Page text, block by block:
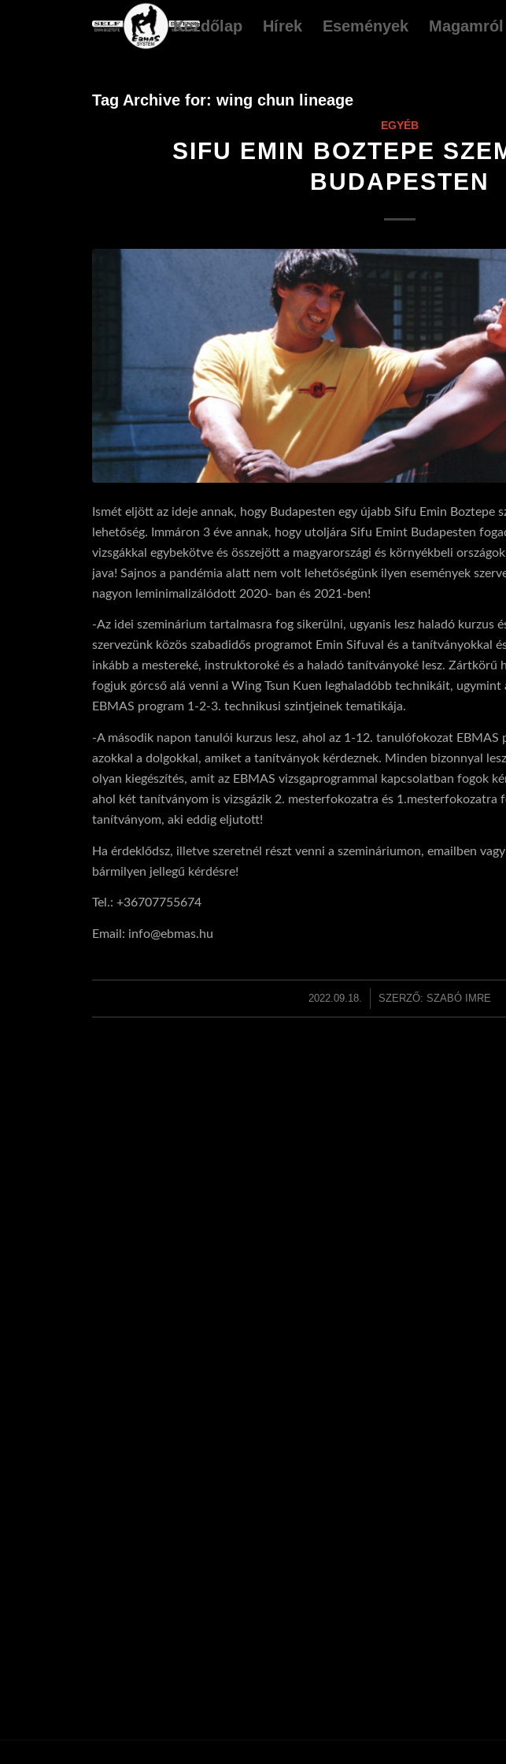
Kezdőlap Hírek Események Magamról
Tag Archive for:wing chun lineage
EGYÉB
SIFU EMIN BOZTEPE
BUDAPESTEN
Ismét eljött az ideje annak, hogy Budapesten egy újabb Sifu Emin Boztepe
lehetőség. Immáron 3 éve annak, hogy utoljára Sifu Emint Budapesten
vizsgákkal egybekötve és összejött a magyarországi és környékbeli
java! Sajnos a pandémia alatt nem volt lehetőségünk ilyen események
nagyon leminimalizálódott 2020- ban és 2021-ben!
-Az idei szeminárium tartalmasra fog sikerülni, ugyanis lesz haladó kurzus
szervezünk közös szabadidős programot Emin Sifuval és a tanítványokkal
inkább a mestereké, instruktoroké és a haladó tanítványoké lesz. Zártkörű
fogjuk górcső alá venni a Wing Tsun Kuen leghaladóbb technikáit, ugymint
EBMAS program 1-2-3. technikusi szintjeinek tematikája.
-A második napon tanulói kurzus lesz, ahol az 1-12. tanulófokozat EBMAS
azokkal a dolgokkal, amiket a tanítványok kérdeznek. Minden bizonnyal
olyan kiegészítés, amit az EBMAS vizsgaprogrammal kapcsolatban fogok
ahol két tanítványom is vizsgázik 2. mesterfokozatra és 1.mesterfokozatra
tanítványom, aki eddig eljutott!
Ha érdeklődsz, illetve szeretnél részt venni a szemináriumon, emailben
bármilyen jellegű kérdésre!
Tel.: +36707755674
Email: info@ebmas.hu
2022.09.18.
/ SZERZŐ: SZABÓ IMRE